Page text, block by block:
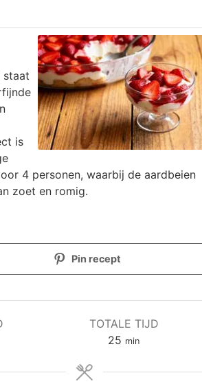
staat
is
4 personen, waarbij de aardbeien
zoet en romig.
Pin recept
TOTALE TIJD
25 minuten
min